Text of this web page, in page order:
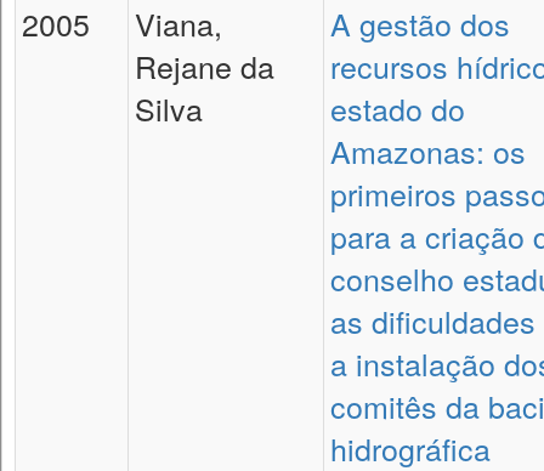
2005
Viana,
Rejane da
Silva
A gestão dos
recursos
estado do
Amazonas: os
primeiros
para a criação
conselho
as dificuldades
a instalação
comitês da
hidrográfica